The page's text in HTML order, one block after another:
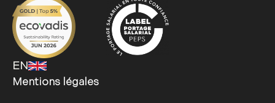
EN
Mentions légales